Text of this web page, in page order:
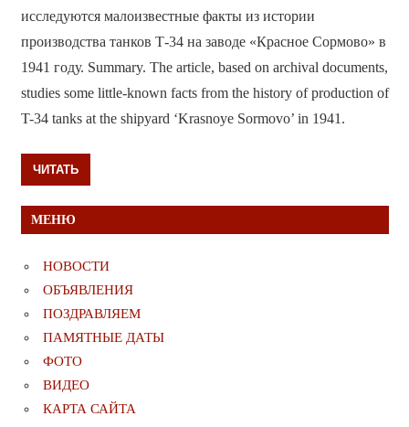
исследуются малоизвестные факты из истории
производства танков Т-34 на заводе «Красное Сормово» в
1941 году. Summary. The article, based on archival documents,
studies some little-known facts from the history of production of
T-34 tanks at the shipyard ‘Krasnoye Sormovo’ in 1941.
ЧИТАТЬ
МЕНЮ
НОВОСТИ
ОБЪЯВЛЕНИЯ
ПОЗДРАВЛЯЕМ
ПАМЯТНЫЕ ДАТЫ
ФОТО
ВИДЕО
КАРТА САЙТА